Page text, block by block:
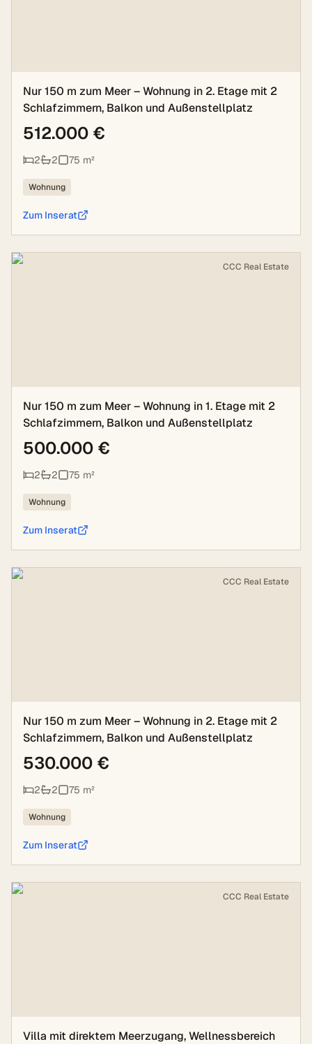
Nur 150 m zum Meer – Wohnung in 2. Etage mit 2
Schlafzimmern, Balkon und Außenstellplatz
512.000 €
2 2 75 m²
Wohnung
Zum Inserat
CCC Real Estate
Nur 150 m zum Meer – Wohnung in 1. Etage mit 2
Schlafzimmern, Balkon und Außenstellplatz
500.000 €
2 2 75 m²
Wohnung
Zum Inserat
CCC Real Estate
Nur 150 m zum Meer – Wohnung in 2. Etage mit 2
Schlafzimmern, Balkon und Außenstellplatz
530.000 €
2 2 75 m²
Wohnung
Zum Inserat
CCC Real Estate
Villa mit direktem Meerzugang, Wellnessbereich